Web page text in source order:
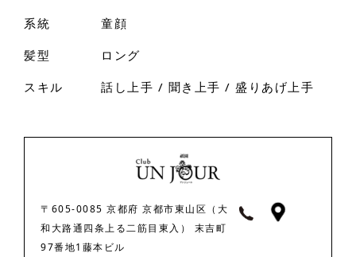
系統
童顔
髪型
ロング
スキル
話し上手 / 聞き上手 / 盛りあげ上手
〒605-0085 京都府 京都市東山区（大
和大路通四条上る二筋目東入） 末吉町
97番地1藤本ビル